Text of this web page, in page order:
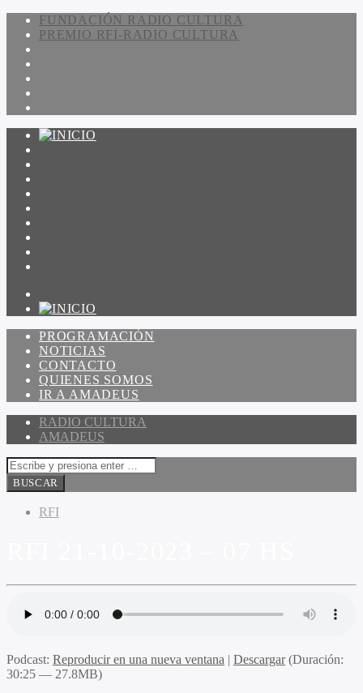
FUNDACIÓN RADIO CULTURA
PREMIO RFI-RADIO CULTURA
PROGRAMACIÓN
NOTICIAS
CONTACTO
QUIENES SOMOS
IR A AMADEUS
RADIO CULTURA
AMADEUS
RFI
Podcast: Reproducir en una nueva ventana | Descargar(Duración:
30:25 — 27.8MB)